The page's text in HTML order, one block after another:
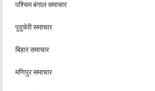
पश्चिम बंगाल समाचार
पुदुचेरी समाचार
बिहार समाचार
मणिपुर समाचार